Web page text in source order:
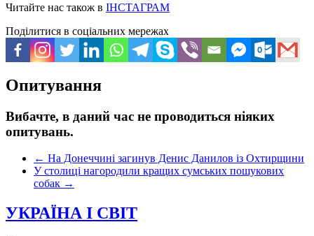
Читайте нас також в ІНСТАГРАМ
Поділитися в соціальних мережах
Опитування
Вибачте, в даний час не проводиться ніяких
опитувань.
← На Донеччині загинув Денис Данилов із Охтирщини
У столиці нагородили кращих сумських пошукових
собак →
УКРАЇНА І СВІТ